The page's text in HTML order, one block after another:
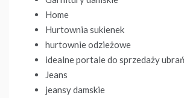
Home
Hurtownia sukienek
hurtownie odzieżowe
idealne portale do sprzedaży ubrań
Jeans
jeansy damskie